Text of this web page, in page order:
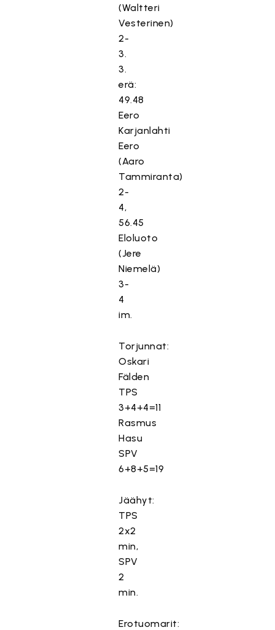
(Waltteri
Vesterinen)
2-
3.
3.
erä:
49.48
Eero
Karjanlahti
Eero
(Aaro
Tammiranta)
2-
4,
56.45
Eloluoto
(Jere
Niemelä)
3-
4
im.
Torjunnat:
Oskari
Fälden
TPS
3+4+4=11
Rasmus
Hasu
SPV
6+8+5=19
Jäähyt:
TPS
2x2
min,
SPV
2
min.
Erotuomarit: